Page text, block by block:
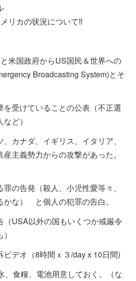
リカの状況について‼️
米国政府からUS国民＆世界への
Broadcasting System)とそ
受けていることの公表（不正選
ど）
ナダ、イギリス、イタリア、
主義勢力からの攻撃があった。
告発（殺人、小児性愛等々、
かな） と個人の犯罪の告白。
以外の国もいくつか戒厳令
オ（8時間ｘ３/day x 10日間)
糧、電池用意しておく。（な